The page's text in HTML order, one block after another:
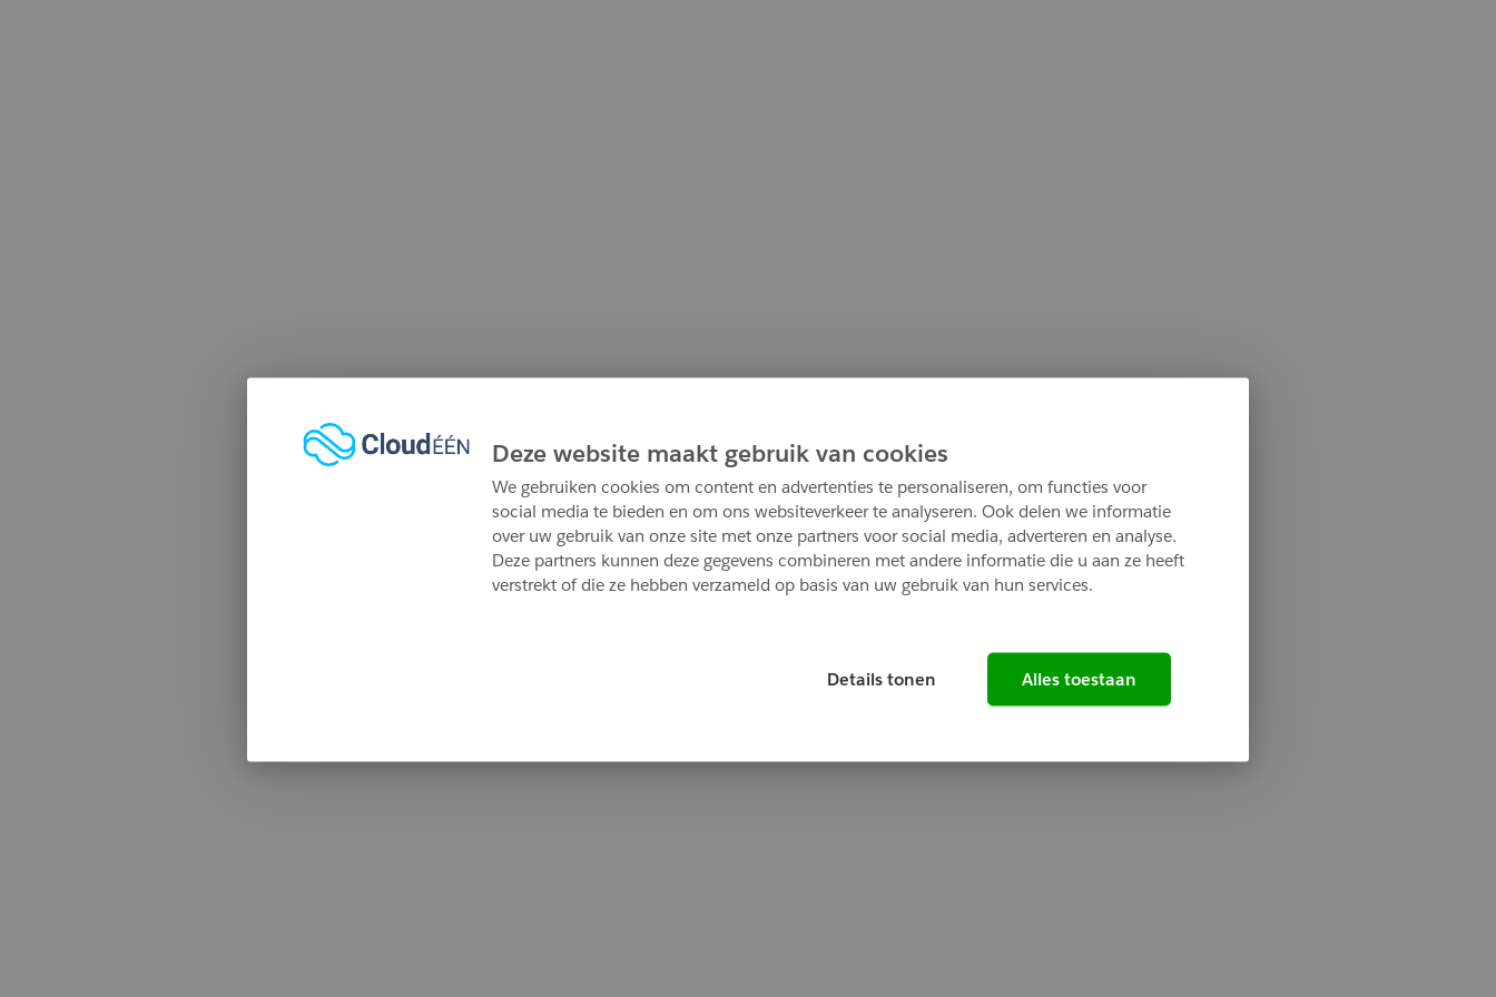
Deze website maakt gebruik van cookies
We gebruiken cookies om content en advertenties te personaliseren, om functies voor
social media te bieden en om ons websiteverkeer te analyseren. Ook delen we informatie
over uw gebruik van onze site met onze partners voor social media, adverteren en analyse.
Deze partners kunnen deze gegevens combineren met andere informatie die u aan ze heeft
verstrekt of die ze hebben verzameld op basis van uw gebruik van hun services.
Details tonen Alles toestaan
Oops!